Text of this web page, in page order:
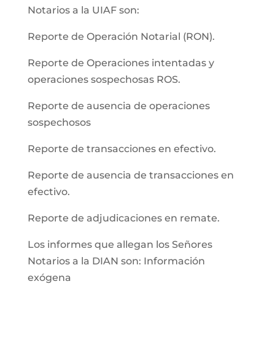
Notarios a la UIAF son:
Reporte de Operación Notarial (RON).
Reporte de Operaciones intentadas y
operaciones sospechosas ROS.
Reporte de ausencia de operaciones
sospechosos
Reporte de transacciones en efectivo.
Reporte de ausencia de transacciones en
efectivo.
Reporte de adjudicaciones en remate.
Los informes que allegan los Señores
Notarios a la DIAN son: Información
exógena